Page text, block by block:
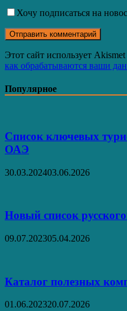
Хочу подписаться на
Этот сайт использует
как обрабатываются ваши
Популярное
Список ключевых
ОАЭ
30.03.202403.06.2026
Новый список
09.07.202305.04.2026
Каталог полезных
01.06.202320.07.2026